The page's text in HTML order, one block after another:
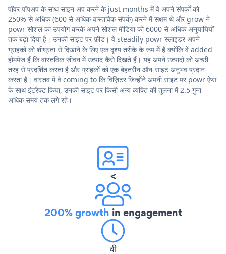
पॉवर पॉपअप के साथ साइन अप करने के just months में वे अपने संपर्कों को
250% से अधिक (600 से अधिक वास्तविक संपर्क) करने में सक्षम थे और grow ने
powr सोशल का उपयोग करके अपने सोशल मीडिया को 6000 से अधिक अनुयायियों
तक बढ़ा दिया है। उनकी साइट पर फ़ीड। वे steadily powr स्लाइडर अपने
ग्राहकों को शीघ्रता से दिखाने के लिए एक दृश्य तरीके के रूप में हैं क्योंकि वे added
होमपेज हैं कि वास्तविक जीवन में उत्पाद कैसे दिखते हैं। यह अपने उत्पादों को अच्छी
तरह से प्रदर्शित करता है और ग्राहकों को एक बेहतरीन ऑन-साइट अनुभव प्रदान
करता है। वास्तव में वे coming to कि विज़िटर जिन्होंने अपनी साइट पर powr ऐप्स
के साथ इंटरैक्ट किया, उनकी साइट पर किसी अन्य व्यक्ति की तुलना में 2.5 गुना
अधिक समय तक लगे रहे।
<
200% growth in engagement
वी